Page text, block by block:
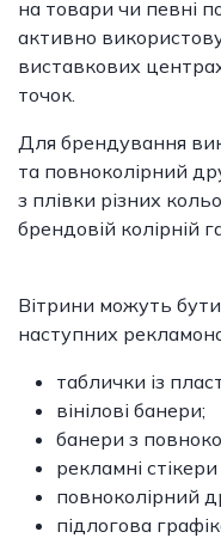
на товари чи певні
активно
виставкових
точок.
Для брендування
та повноколірний
з плівки різних
брендовій колірній
Вітрини можуть
наступних
таблички із
вінілові банери;
банери з
рекламні
повноколірний
підлогова